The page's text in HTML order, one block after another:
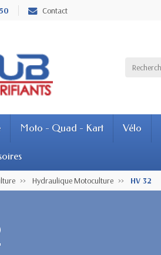
Contact
Moto - Quad - Kart Vélo
Hydraulique Motoculture HV 32